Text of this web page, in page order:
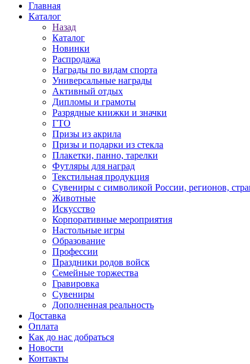
Главная
Каталог
Назад
Каталог
Новинки
Распродажа
Награды по видам спорта
Универсальные награды
Активный отдых
Дипломы и грамоты
Разрядные книжки и значки
ГТО
Призы из акрила
Призы и подарки из стекла
Плакетки, панно, тарелки
Футляры для наград
Текстильная продукция
Сувениры с символикой России, регионов,
Животные
Искусство
Корпоративные мероприятия
Настольные игры
Образование
Профессии
Праздники родов войск
Семейные торжества
Гравировка
Сувениры
Дополненная реальность
Доставка
Оплата
Как до нас добраться
Новости
Контакты